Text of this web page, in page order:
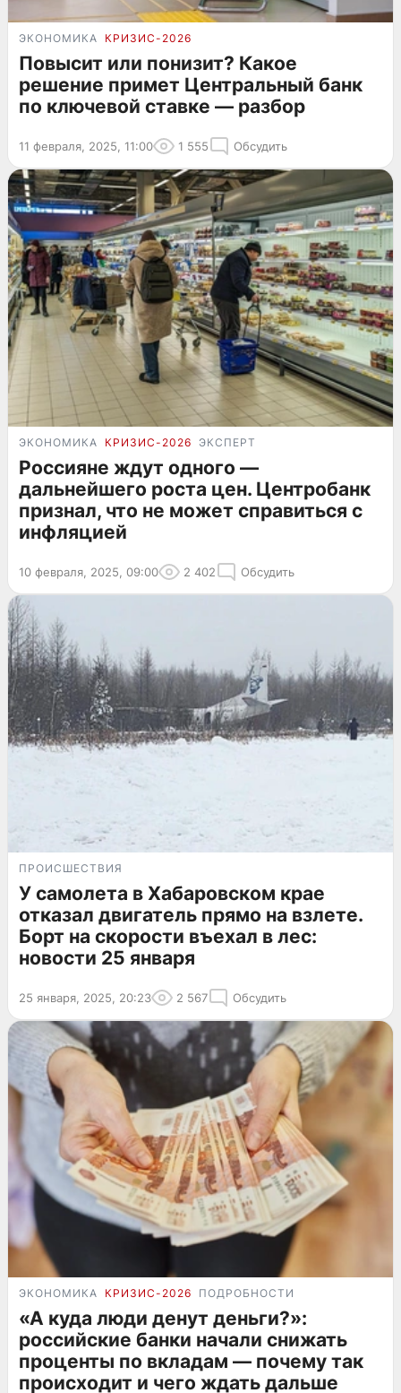
ЭКОНОМИКА КРИЗИС-2026
Повысит или понизит? Какое
решение примет Центральный банк
по ключевой ставке — разбор
11 февраля, 2025, 11:00 1 555 Обсудить
ЭКОНОМИКА КРИЗИС-2026 ЭКСПЕРТ
Россияне ждут одного —
дальнейшего роста цен. Центробанк
признал, что не может справиться с
инфляцией
10 февраля, 2025, 09:00 2 402 Обсудить
ПРОИСШЕСТВИЯ
У самолета в Хабаровском крае
отказал двигатель прямо на взлете.
Борт на скорости въехал в лес:
новости 25 января
25 января, 2025, 20:23 2 567 Обсудить
ЭКОНОМИКА КРИЗИС-2026 ПОДРОБНОСТИ
«А куда люди денут деньги?»:
российские банки начали снижать
проценты по вкладам — почему так
происходит и чего ждать дальше